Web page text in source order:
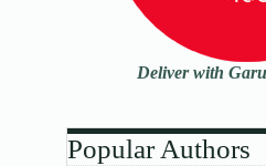
Deliver with
Popular Authors